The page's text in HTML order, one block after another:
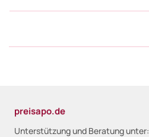
preisapo.de
Unterstützung und Beratung unter: